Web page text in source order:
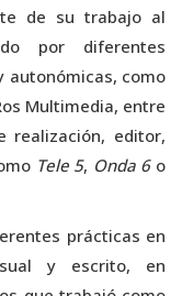
de su trabajo al
por diferentes
autonómicas, como
Multimedia, entre
realización, editor,
Tele 5, Onda 6o
prácticas en
y escrito, en